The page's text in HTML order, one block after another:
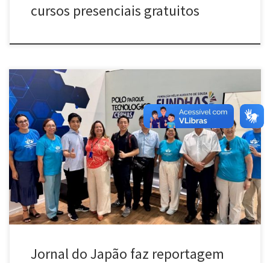
cursos presenciais gratuitos
[…]
Jornal do Japão faz reportagem